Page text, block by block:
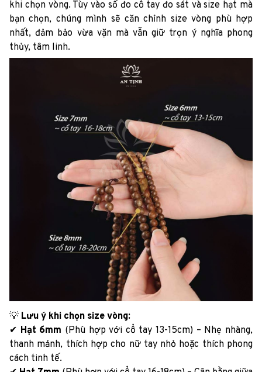
khi chọn vòng. Tùy vào số đo cổ tay đo sát và size hạt mà
bạn chọn, chúng mình sẽ căn chỉnh size vòng phù hợp
nhất, đảm bảo vừa vặn mà vẫn giữ trọn ý nghĩa phong
thủy, tâm linh.
💡 Lưu ý khi chọn size vòng:
✔ Hạt 6mm (Phù hợp với cổ tay 13-15cm) – Nhẹ nhàng,
thanh mảnh, thích hợp cho nữ tay nhỏ hoặc thích phong
cách tinh tế.